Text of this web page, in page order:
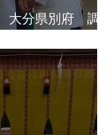
分県別府 調理